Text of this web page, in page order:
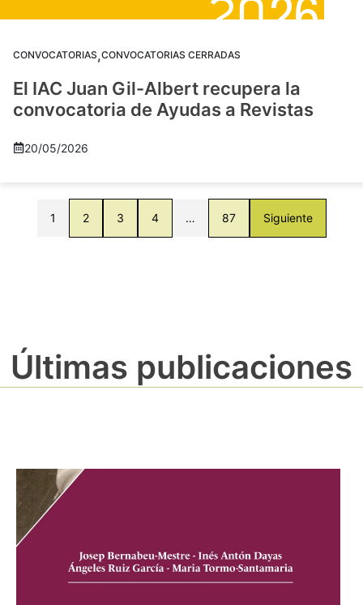
CONVOCATORIAS,CONVOCATORIAS CERRADAS
El IAC Juan Gil-Albert recupera la
convocatoria de Ayudas a Revistas
20/05/2026
1 2 3 4 … 87 Siguiente
Últimas publicaciones